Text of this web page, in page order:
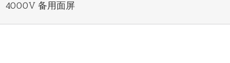
4000V 备用面屏